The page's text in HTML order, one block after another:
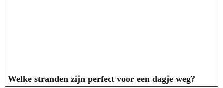
Welke stranden zijn perfect voor een dagje weg?